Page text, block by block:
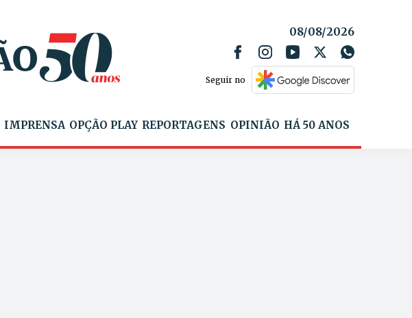
08/08/2026
Seguir no
IMPRENSA OPÇÃO PLAY REPORTAGENS OPINIÃO HÁ 50 ANOS